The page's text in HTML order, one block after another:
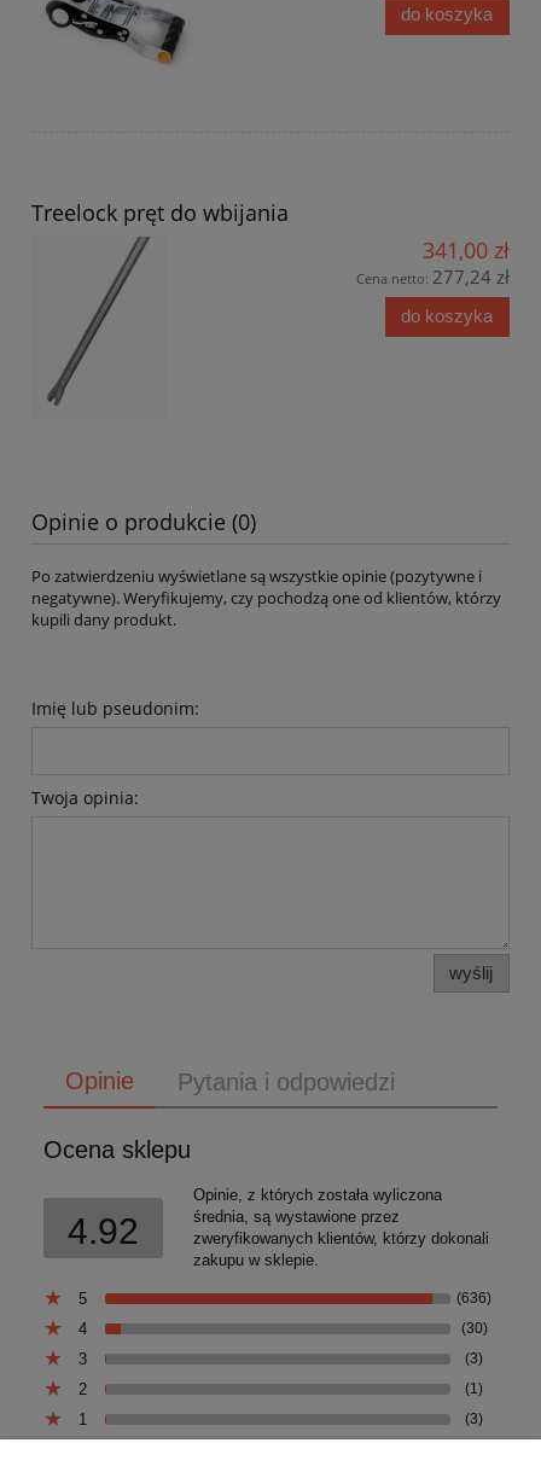
do koszyka
Treelock pręt do wbijania
341,00 zł
Cena netto: 277,24 zł
do koszyka
Opinie o produkcie (0)
Po zatwierdzeniu wyświetlane są wszystkie opinie (pozytywne i
negatywne). Weryfikujemy, czy pochodzą one od klientów, którzy
kupili dany produkt.
Imię lub pseudonim:
Twoja opinia:
wyślij
Opinie Pytania i odpowiedzi
Ocena sklepu
4.92
Opinie, z których została wyliczona
średnia, są wystawione przez
zweryfikowanych klientów, którzy dokonali
zakupu w sklepie.
5 (636)
4 (30)
3 (3)
2 (1)
1 (3)